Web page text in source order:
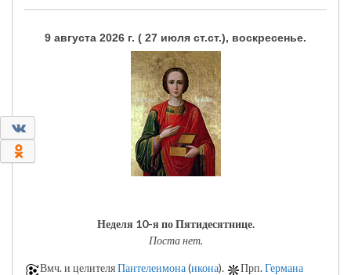
9 августа 2026 г. ( 27 июля ст.ст.), воскресенье.
Неделя 10-я по Пятидесятнице.
Поста нет.
Вмч. и целителяПантелеимона(икона). Прп.Германа